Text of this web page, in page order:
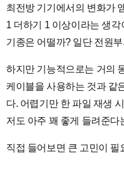
최전방 기기에서의 변화가
1 더하기 1 이상이라는 생
기종은 어떨까? 일단 전원
하지만 기능적으로는 거의
케이블을 사용하는 것과 같
다. 어렵기만 한 파일 재생
저도 아주 꽤 좋게 들려준다
직접 들어보면 큰 고민이 필